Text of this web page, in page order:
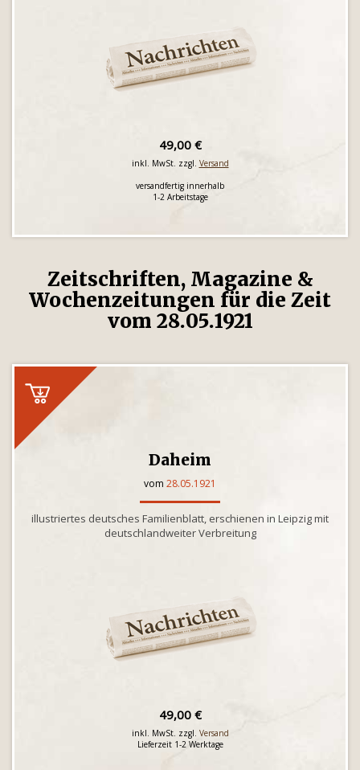
49,00 €
inkl. MwSt. zzgl. Versand
versandfertig innerhalb
1-2 Arbeitstage
Zeitschriften, Magazine &
Wochenzeitungen für die Zeit
vom 28.05.1921
Daheim
vom 28.05.1921
illustriertes deutsches Familienblatt, erschienen in Leipzig mit
deutschlandweiter Verbreitung
49,00 €
inkl. MwSt. zzgl. Versand
Lieferzeit 1-2 Werktage